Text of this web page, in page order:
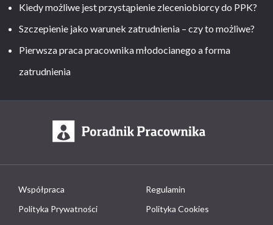
Kiedy możliwe jest przystąpienie zleceniobiorcy do PPK?
Szczepienie jako warunek zatrudnienia – czy to możliwe?
Pierwsza praca pracownika młodocianego a forma
zatrudnienia
Współpraca
Regulamin
Polityka Prywatności
Polityka Cookies